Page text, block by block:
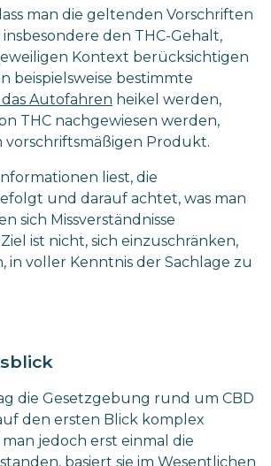
man die geltenden Vorschriften
den THC-Gehalt,
Kontext berücksichtigen
beispielsweise bestimmte
Autofahren heikel werden,
THC nachgewiesen werden,
vorschriftsmäßigen Produkt.
liest, die
und darauf achtet, was man
sich Missverständnisse
ist nicht, sich einzuschränken,
in voller Kenntnis der Sachlage zu
die Gesetzgebung rund um CBD
den ersten Blick komplex
jedoch erst einmal die
basiert sie im Wesentlichen